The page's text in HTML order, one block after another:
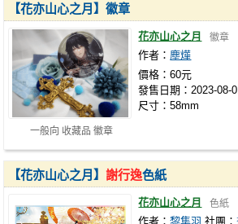
一般向 收藏品 徽章
【花亦山心之月】徽章
花亦山心之月 徽章
作者： 塵燁
價格：60元
發售日期：2023-08-
尺寸：58mm
【花亦山心之月】謝行逸色紙
花亦山心之月 色紙
作者：黎隼羽 社團：